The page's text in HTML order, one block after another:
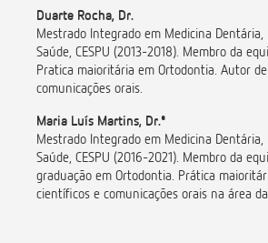
Duarte Rocha, Dr.
Mestrado Integrado em Medicina
Saúde, CESPU (2013-2018). Membro da
Pratica maioritária em Ortodontia. Autor
comunicações orais.
Maria Luís Martins, Dr.ª
Mestrado Integrado em Medicina
Saúde, CESPU (2016-2021). Membro da
graduação em Ortodontia. Prática
científicos e comunicações orais na área